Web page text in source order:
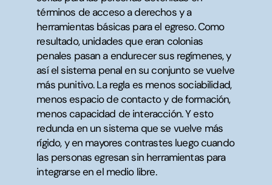
términos de acceso a derechos y a
herramientas básicas para el egreso. Como
resultado, unidades que eran colonias
penales pasan a endurecer sus regímenes, y
así el sistema penal en su conjunto se vuelve
más punitivo. La regla es menos sociabilidad,
menos espacio de contacto y de formación,
menos capacidad de interacción. Y esto
redunda en un sistema que se vuelve más
rígido, y en mayores contrastes luego cuando
las personas egresan sin herramientas para
integrarse en el medio libre.